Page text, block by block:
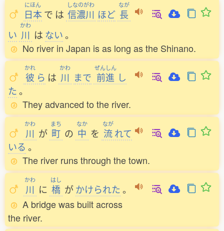
にほん
日本 で は
しなのがわ
信濃川 ほど
なが
長
い
かわ
川 は ない。
No river in Japan is as long as the Shinano.
かれ
彼 ら は
かわ
川 まで
ぜんしん
前進 し
た。
They advanced to the river.
かわ
川 が
まち
町 の
なか
中 を
なが
流れて
いる 。
The river runs through the town.
かわ
川 に
はし
橋 がかけられた。
A bridge was built across
the river.